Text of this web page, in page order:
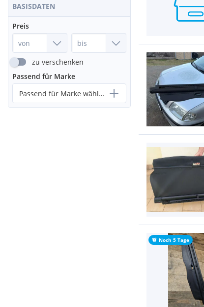
BASISDATEN
Preis
zu verschenken
Passend für Marke
Passend für Marke wählen...
Noch 5 Tage